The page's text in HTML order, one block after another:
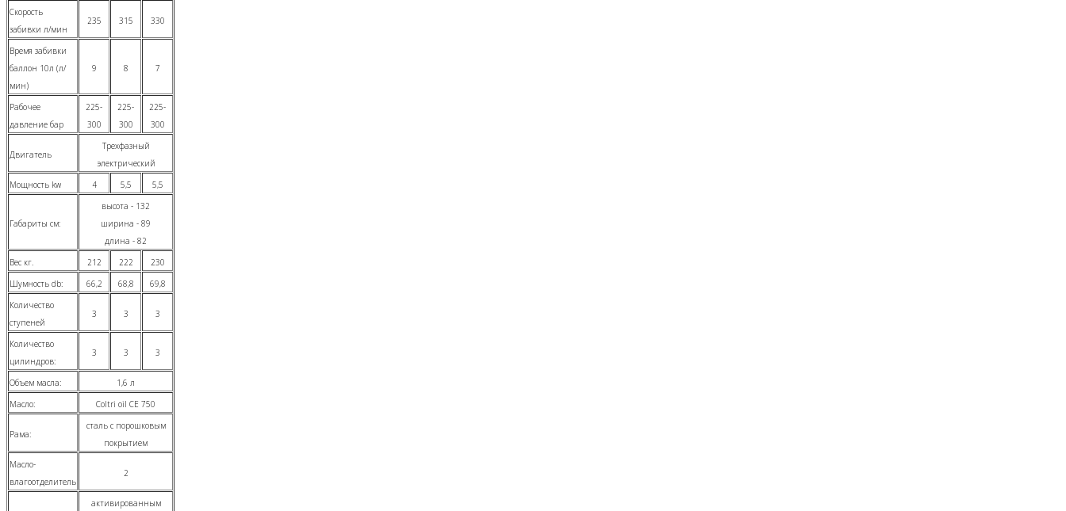
Скорость
забивки л/мин
235 315 330
Время забивки
баллон 10л (л/
мин)
9 8 7
Рабочее
давление бар
225-
300
225-
300
225-
300
Двигатель
Трехфазный
электрический
Мощность kw
4 5,5 5,5
Габариты см:
высота - 132
ширина - 89
длина - 82
Вес кг.
212 222
230
Шумность db:
66,2 68,8
69,8
Количество
ступеней
3 3 3
Количество
цилиндров:
3 3 3
Объем масла:
1,6 л
Масло:
Coltri oil CE 750
Рама:
сталь с порошковым
покрытием
Масло-
влагоотделитель
2
активированным